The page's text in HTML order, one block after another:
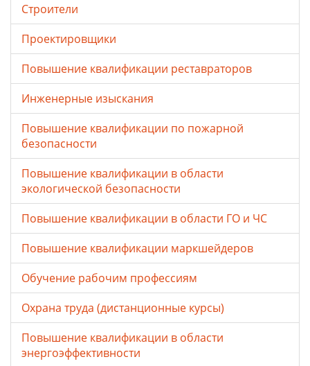
Строители
Проектировщики
Повышение квалификации реставраторов
Инженерные изыскания
Повышение квалификации по пожарной
безопасности
Повышение квалификации в области
экологической безопасности
Повышение квалификации в области ГО и ЧС
Повышение квалификации маркшейдеров
Обучение рабочим профессиям
Охрана труда (дистанционные курсы)
Повышение квалификации в области
энергоэффективности